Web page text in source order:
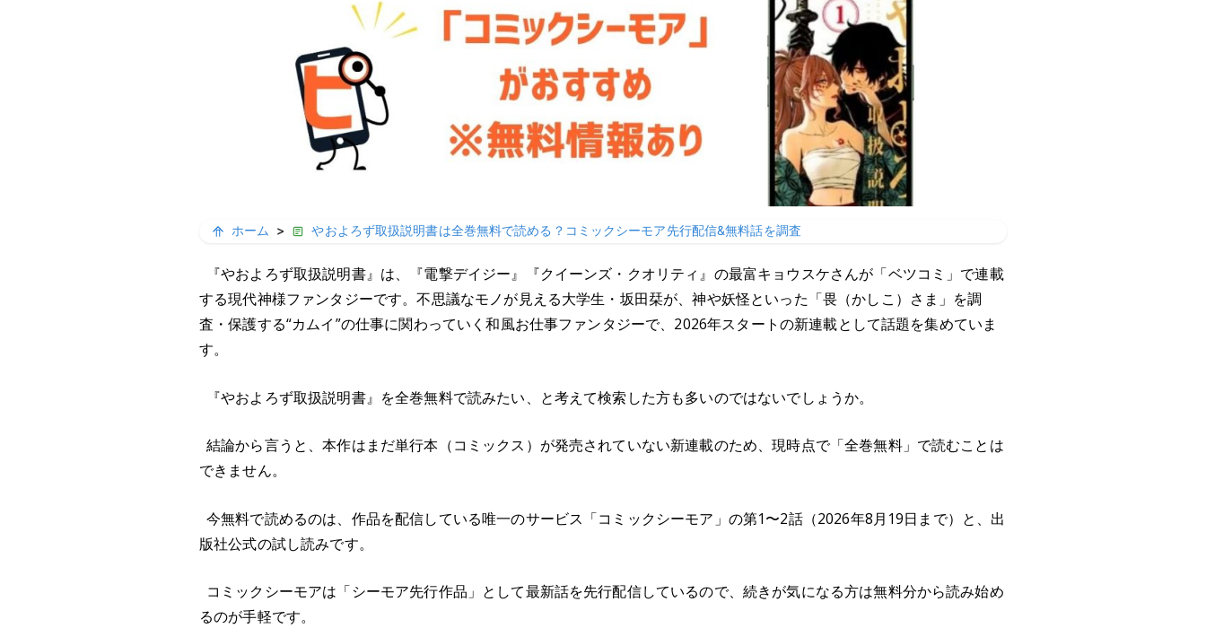
ホーム > やおよろず取扱説明書は全巻無料で読める？コミックシーモア先行配信&無料話を調査
『やおよろず取扱説明書』は、『電撃デイジー』『クイーンズ・クオリティ』の最富キョウスケさんが「ベツコミ」で連載
する現代神様ファンタジーです。不思議なモノが見える大学生・坂田栞が、神や妖怪といった「畏（かしこ）さま」を調
査・保護する“カムイ”の仕事に関わっていく和風お仕事ファンタジーで、2026年スタートの新連載として話題を集めていま
す。
『やおよろず取扱説明書』を全巻無料で読みたい、と考えて検索した方も多いのではないでしょうか。
結論から言うと、本作はまだ単行本（コミックス）が発売されていない新連載のため、現時点で「全巻無料」で読むことは
できません。
今無料で読めるのは、作品を配信している唯一のサービス「コミックシーモア」の第1〜2話（2026年8月19日まで）と、出
版社公式の試し読みです。
コミックシーモアは「シーモア先行作品」として最新話を先行配信しているので、続きが気になる方は無料分から読み始め
るのが手軽です。